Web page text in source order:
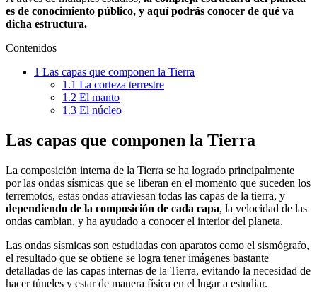
es de conocimiento público, y aquí podrás conocer de qué va
dicha estructura.
Contenidos
1 Las capas que componen la Tierra
1.1 La corteza terrestre
1.2 El manto
1.3 El núcleo
Las capas que componen la Tierra
La composición interna de la Tierra se ha logrado principalmente
por las ondas sísmicas que se liberan en el momento que suceden los
terremotos, estas ondas atraviesan todas las capas de la tierra, y
dependiendo de la composición de cada capa, la velocidad de las
ondas cambian, y ha ayudado a conocer el interior del planeta.
Las ondas sísmicas son estudiadas con aparatos como el sismógrafo,
el resultado que se obtiene se logra tener imágenes bastante
detalladas de las capas internas de la Tierra, evitando la necesidad de
hacer túneles y estar de manera física en el lugar a estudiar.